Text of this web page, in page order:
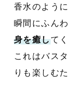
香水のよう
瞬間にふん
身を癒して
これはバス
りも楽しむ